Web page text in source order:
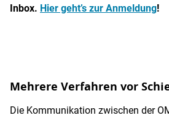
Inbox. Hier geht’s zur Anmeldung!
Mehrere Verfahren vor
Die Kommunikation zwischen der